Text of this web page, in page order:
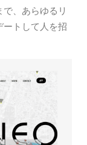
、あらゆるリ
トして人を招